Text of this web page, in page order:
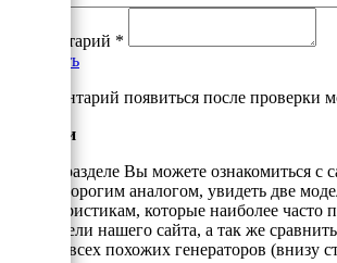
Комментарий *
Добавить
*Комментарий появиться после проверки
Аналоги
В этом разделе Вы можете ознакомиться
самым дорогим аналогом, увидеть две
характеристикам, которые наиболее часто
посетители нашего сайта, а так же
данные всех похожих генераторов (внизу